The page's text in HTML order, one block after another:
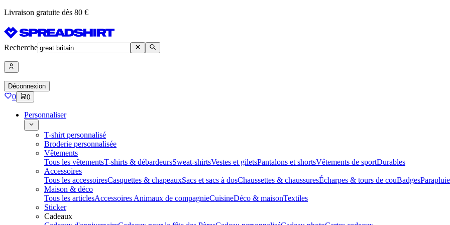
Livraison gratuite dès 80 €
Recherche
Déconnexion
0 0
Personnaliser
T-shirt personnalisé
Broderie personnalisée
Vêtements
Tous les vêtementsT-shirts & débardeursSweat-shirtsVestes et giletsPantalons et shortsVêtements de sportDurables
Accessoires
Tous les accessoiresCasquettes & chapeauxSacs et sacs à dosChaussettes & chaussuresÉcharpes & tours de couBadges
Maison & déco
Tous les articlesAccessoires Animaux de compagnieCuisineDéco & maisonTextiles
Sticker
Cadeaux